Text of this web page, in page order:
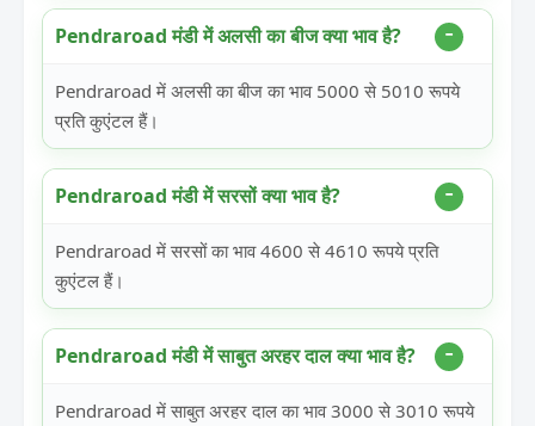
Pendraroad मंडी में अलसी का बीज क्या भाव है?
Pendraroad में अलसी का बीज का भाव 5000 से 5010 रूपये
प्रति कुएंटल हैं।
Pendraroad मंडी में सरसों क्या भाव है?
Pendraroad में सरसों का भाव 4600 से 4610 रूपये प्रति
कुएंटल हैं।
Pendraroad मंडी में साबुत अरहर दाल क्या भाव है?
Pendraroad में साबुत अरहर दाल का भाव 3000 से 3010 रूपये